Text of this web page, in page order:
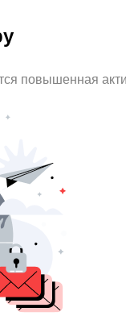
повышенная